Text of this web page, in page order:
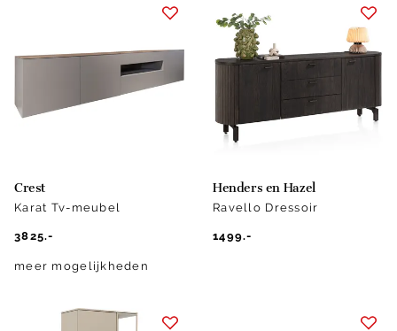
Crest
Karat Tv-meubel
3825.-
meer mogelijkheden
Henders en Hazel
Ravello Dressoir
1499.-